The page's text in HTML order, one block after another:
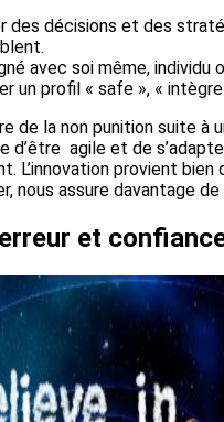
des décisions et des
avec soi même, individu
un profil « safe », « intègre
de la non punition suite à
d’être agile et de
L’innovation provient bien
nous assure davantage
et